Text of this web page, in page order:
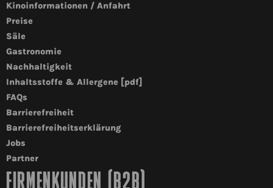
Kinoinformationen / Anfahrt
Preise
Säle
Gastronomie
Nachhaltigkeit
Inhaltsstoffe & Allergene [pdf]
FAQs
Barrierefreiheit
Barrierefreiheitserklärung
Jobs
Partner